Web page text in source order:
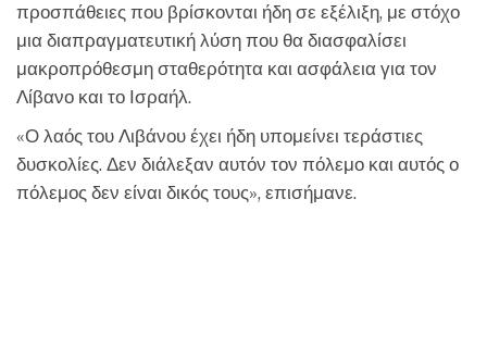
προσπάθειες που βρίσκονται ήδη σε εξέλιξη, με στόχο
μια διαπραγματευτική λύση που θα διασφαλίσει
μακροπρόθεσμη σταθερότητα και ασφάλεια για τον
Λίβανο και το Ισραήλ.
«Ο λαός του Λιβάνου έχει ήδη υπομείνει τεράστιες
δυσκολίες. Δεν διάλεξαν αυτόν τον πόλεμο και αυτός ο
πόλεμος δεν είναι δικός τους», επισήμανε.